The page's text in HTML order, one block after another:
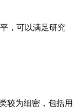
，可以满足研究
较为细密，包括用